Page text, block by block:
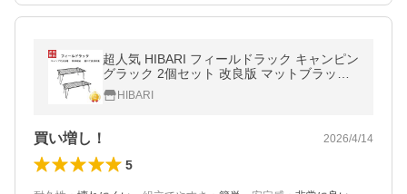
超人気 HIBARI フィールドラック キャンピン
グラック 2個セット 改良版 マットブラック
キャンプ収納 コンパクト アウトドアテーブ
ル 折りたたみテーブル
HIBARI
買い増し！ 2026/4/14
5